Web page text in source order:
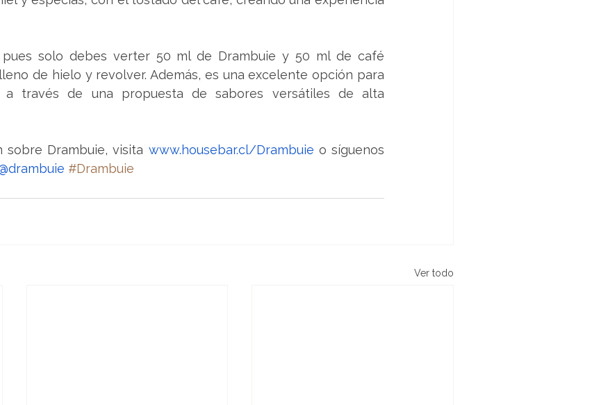
solo debes verter 50 ml de Drambuie y 50 ml de café
de hielo y revolver. Además, es una excelente opción para
a través de una propuesta de sabores versátiles de alta
sobre Drambuie, visita www.housebar.cl/Drambuie o síguenos
#Drambuie
Ver todo